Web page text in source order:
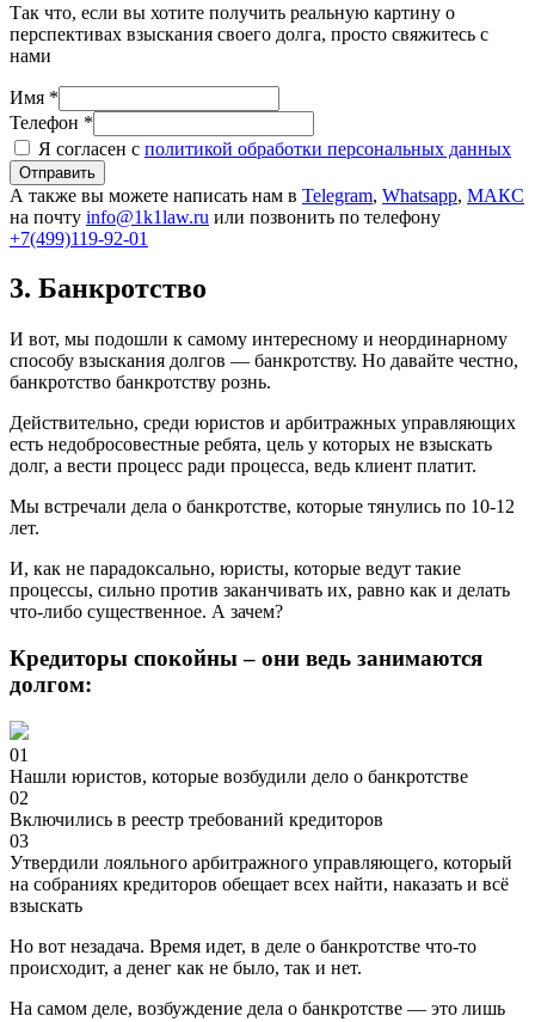
Так что, если вы хотите получить реальную картину о
перспективах взыскания своего долга, просто свяжитесь с
нами
Имя *
Телефон *
Я согласен с политикой обработки персональных данных
Отправить
А также вы можете написать нам в Telegram, Whatsapp, МАКС
на почту info@1k1law.ru или позвонить по телефону
+7(499)119-92-01
3. Банкротство
И вот, мы подошли к самому интересному и неординарному
способу взыскания долгов — банкротству. Но давайте честно,
банкротство банкротству рознь.
Действительно, среди юристов и арбитражных управляющих
есть недобросовестные ребята, цель у которых не взыскать
долг, а вести процесс ради процесса, ведь клиент платит.
Мы встречали дела о банкротстве, которые тянулись по 10-12
лет.
И, как не парадоксально, юристы, которые ведут такие
процессы, сильно против заканчивать их, равно как и делать
что-либо существенное. А зачем?
Кредиторы спокойны – они ведь занимаются
долгом:
01
Нашли юристов, которые возбудили дело о банкротстве
02
Включились в реестр требований кредиторов
03
Утвердили лояльного арбитражного управляющего, который
на собраниях кредиторов обещает всех найти, наказать и всё
взыскать
Но вот незадача. Время идет, в деле о банкротстве что-то
происходит, а денег как не было, так и нет.
На самом деле, возбуждение дела о банкротстве — это лишь